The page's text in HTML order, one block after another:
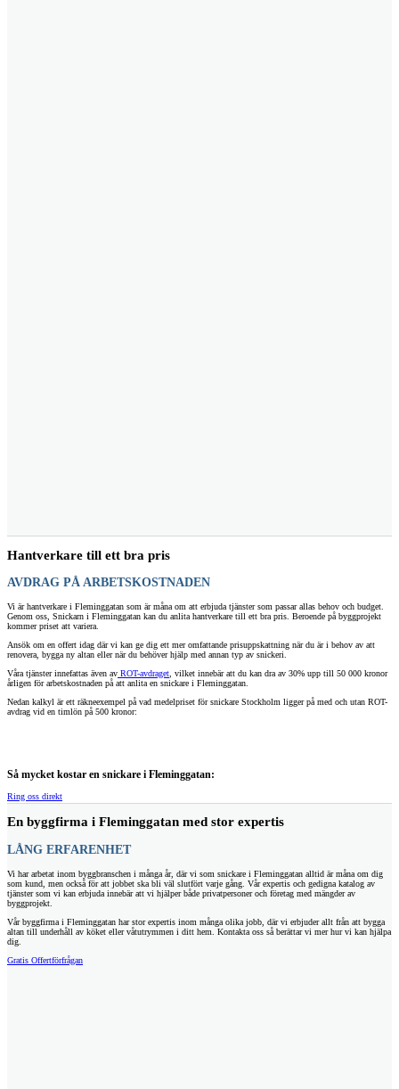
Hantverkare till ett bra pris
AVDRAG PÅ ARBETSKOSTNADEN
Vi är hantverkare i Fleminggatan som är måna om att erbjuda tjänster som passar allas behov och budget.
Genom oss, Snickarn i Fleminggatan kan du anlita hantverkare till ett bra pris. Beroende på byggprojekt
kommer priset att variera.
Ansök om en offert idag där vi kan ge dig ett mer omfattande prisuppskattning när du är i behov av att
renovera, bygga ny altan eller när du behöver hjälp med annan typ av snickeri.
Våra tjänster innefattas även av ROT-avdraget, vilket innebär att du kan dra av 30% upp till 50 000 kronor
årligen för arbetskostnaden på att anlita en snickare i Fleminggatan.
Nedan kalkyl är ett räkneexempel på vad medelpriset för snickare Stockholm ligger på med och utan ROT-
avdrag vid en timlön på 500 kronor:
Så mycket kostar en snickare i Fleminggatan:
Ring oss direkt
En byggfirma i Fleminggatan med stor expertis
LÅNG ERFARENHET
Vi har arbetat inom byggbranschen i många år, där vi som snickare i Fleminggatan alltid är måna om dig
som kund, men också för att jobbet ska bli väl slutfört varje gång. Vår expertis och gedigna katalog av
tjänster som vi kan erbjuda innebär att vi hjälper både privatpersoner och företag med mängder av
byggprojekt.
Vår byggfirma i Fleminggatan har stor expertis inom många olika jobb, där vi erbjuder allt från att bygga
altan till underhåll av köket eller våtutrymmen i ditt hem. Kontakta oss så berättar vi mer hur vi kan hjälpa
dig.
Gratis Offertförfrågan